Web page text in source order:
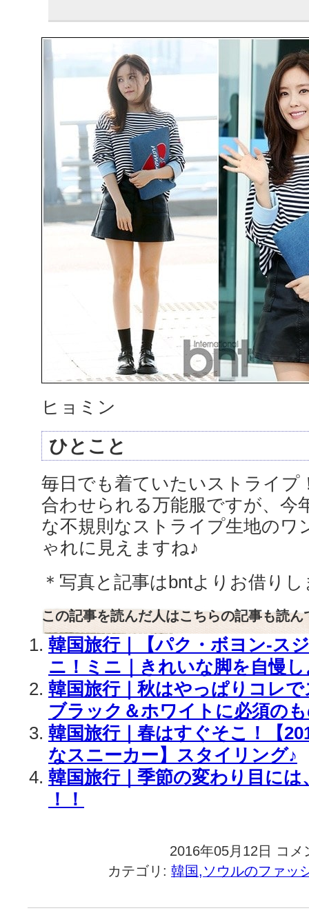
ヒョミン
ひとこと
毎日でも着ていたいストライプ
合わせられる万能服ですが、今
な不規則なストライプ生地のワ
ゃれに見えますね♪
＊写真と記事はbntよりお借り
この記事を読んだ人はこちらの記事も読ん
韓国旅行｜【パク・ボヨン-ス
ニ！ミニ｜きれいな脚を自慢
韓国旅行｜秋はやっぱりコレ
ブラック＆ホワイトに必須の
韓国旅行｜春はすぐそこ！【
なスニーカー】スタイリング♪
韓国旅行｜季節の変わり目に
！！
2016年05月12日
韓
旅
｜
コメ
カテゴリ: 韓国,ソウルのファッ